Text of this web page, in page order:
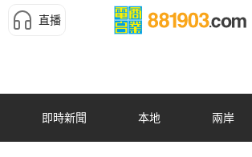
直播
即時新聞 本地 兩岸